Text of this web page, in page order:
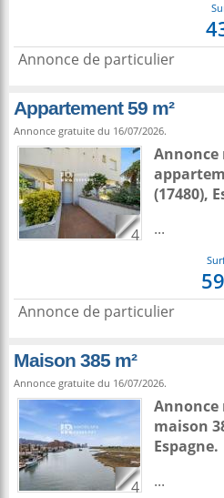
Annonce de particulier
Appartement 59 m²
Annonce gratuite du 16/07/2026.
4
Annonce
(17480),
...
59
Annonce de particulier
Maison 385 m²
Annonce gratuite du 16/07/2026.
4
Annonce
maison
Espagne.
...